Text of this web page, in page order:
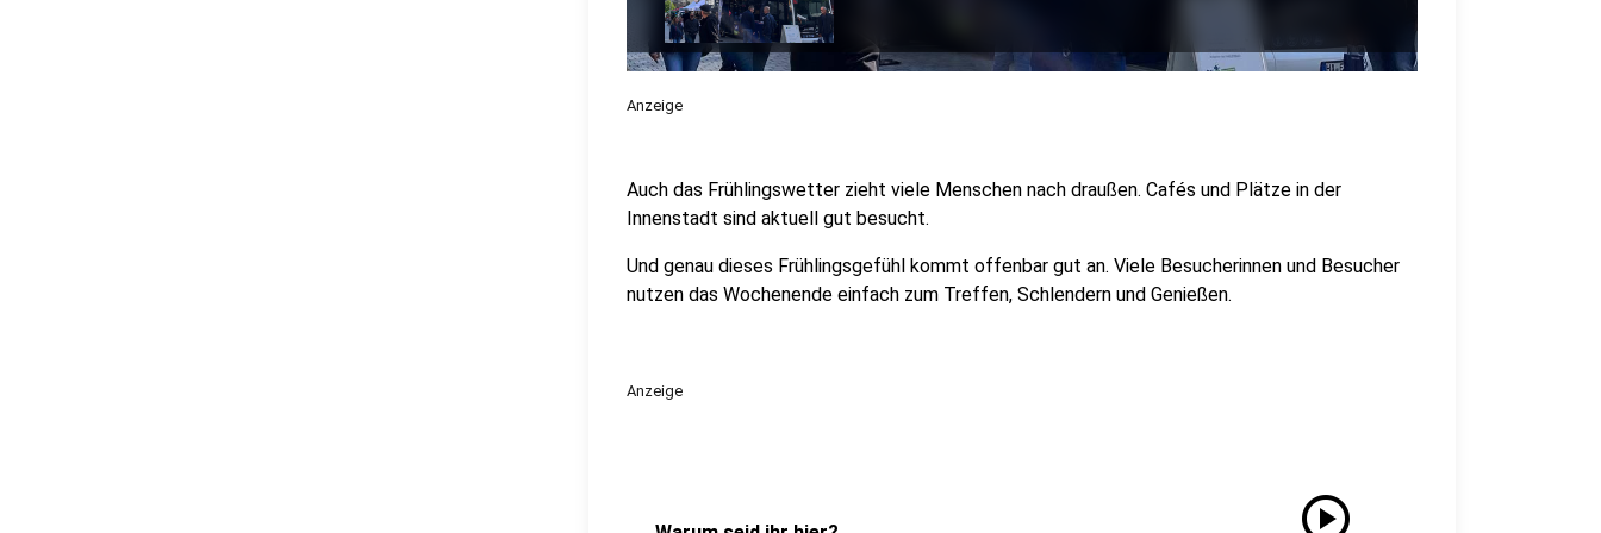
Anzeige
Auch das Frühlingswetter zieht viele Menschen nach draußen. Cafés und Plätze in der
Innenstadt sind aktuell gut besucht.
Und genau dieses Frühlingsgefühl kommt offenbar gut an. Viele Besucherinnen und Besucher
nutzen das Wochenende einfach zum Treffen, Schlendern und Genießen.
Anzeige
play_circle